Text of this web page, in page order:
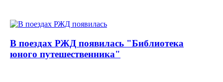
В поездах РЖД появилась "Библиотека
юного путешественника"